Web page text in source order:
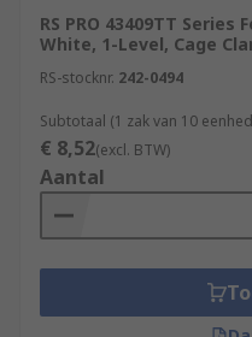
RS PRO 43409TT
White, 1-Level, Cage
RS-stocknr. 242-0494
Subtotaal (1 zak van 10
€ 8,52(excl. BTW)
Aantal